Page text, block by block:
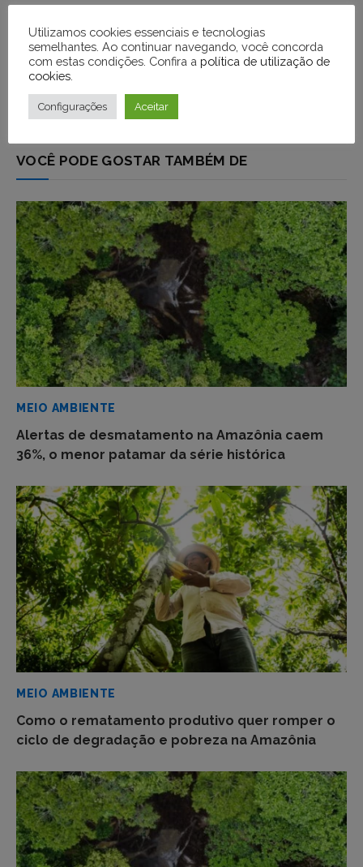
VOCÊ PODE GOSTAR TAMBÉM DE
MEIO AMBIENTE
Alertas de desmatamento na Amazônia caem
36%, o menor patamar da série histórica
MEIO AMBIENTE
Como o rematamento produtivo quer romper o
ciclo de degradação e pobreza na Amazônia
Utilizamos cookies essenciais e tecnologias
semelhantes. Ao continuar navegando, você concorda
com estas condições. Confira a política de utilização de
cookies
Configurações Aceitar